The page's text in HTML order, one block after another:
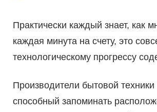
Практически каждый знает, как
каждая минута на счету, это
технологическому прогрессу
Производители бытовой
способный запоминать